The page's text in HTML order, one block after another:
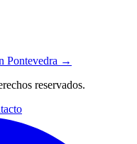
Pontevedra →
reservados.